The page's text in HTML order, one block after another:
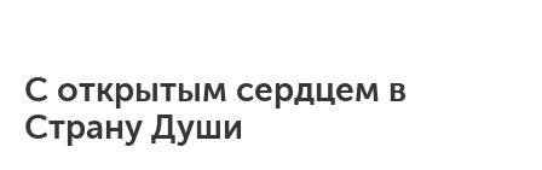
С открытым сердцем в
Страну Души